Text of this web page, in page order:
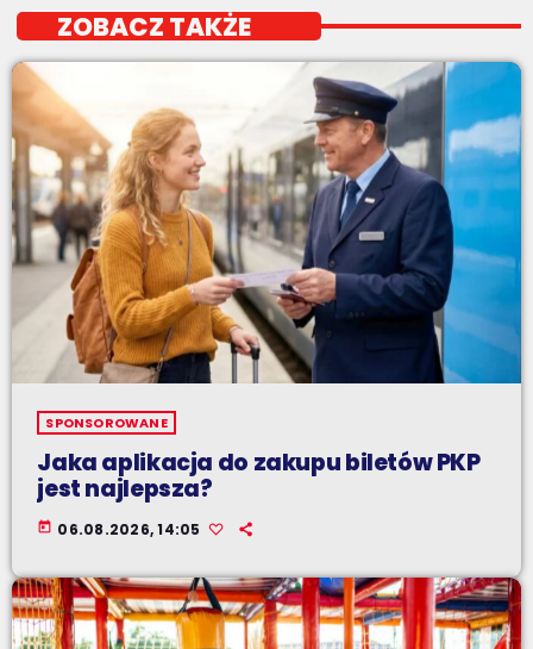
ZOBACZ TAKŻE
SPONSOROWANE
Jaka aplikacja do zakupu biletów PKP
jest najlepsza?
today 06.08.2026, 14:05